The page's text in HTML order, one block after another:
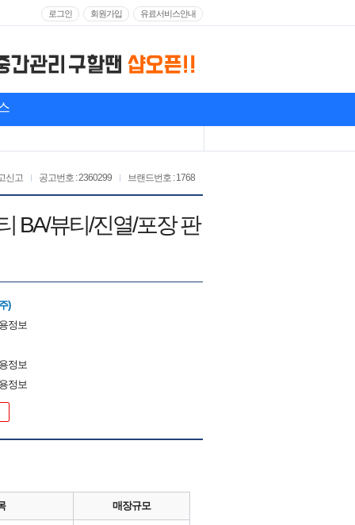
로그인 회원가입 유료서비스안내
브랜드번호 : 1768
공고번호 : 2360299
신고
BA/뷰티/진열/포장 판
)
정보
정보
정보
매장규모